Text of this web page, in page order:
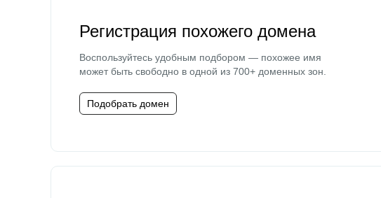
Регистрация похожего домена
Воспользуйтесь удобным подбором — похожее имя
может быть свободно в одной из 700+ доменных зон.
Подобрать домен